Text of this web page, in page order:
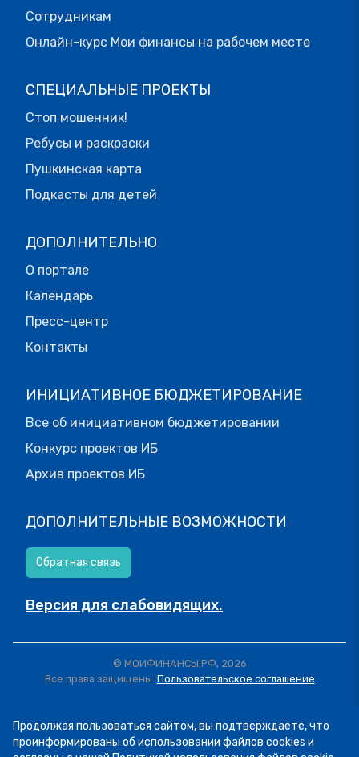
Сотрудникам
Онлайн-курс Мои финансы на рабочем месте
СПЕЦИАЛЬНЫЕ ПРОЕКТЫ
Стоп мошенник!
Ребусы и раскраски
Пушкинская карта
Подкасты для детей
ДОПОЛНИТЕЛЬНО
О портале
Календарь
Пресс-центр
Контакты
ИНИЦИАТИВНОЕ БЮДЖЕТИРОВАНИЕ
Все об инициативном бюджетировании
Конкурс проектов ИБ
Архив проектов ИБ
ДОПОЛНИТЕЛЬНЫЕ ВОЗМОЖНОСТИ
Обратная связь
Версия для слабовидящих.
© МОИФИНАНСЫ.РФ, 2026
Все права защищены. Пользовательское соглашение
Продолжая пользоваться сайтом, вы подтверждаете, что
проинформированы об использовании файлов cookies и